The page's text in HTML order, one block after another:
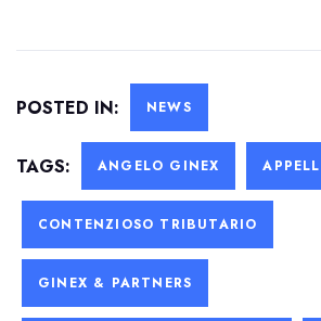
POSTED IN: NEWS
TAGS: ANGELO GINEX
CONTENZIOSO TRIBUTARIO
GINEX & PARTNERS